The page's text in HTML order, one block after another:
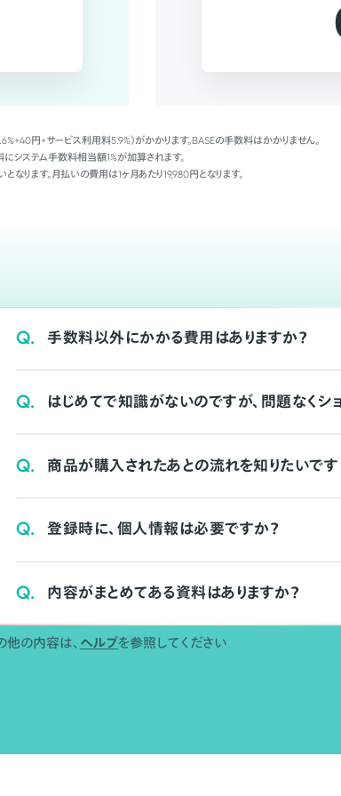
円+サービス利用料5.9%）がかかります。BASEの手数料はかかりません。
システム手数料相当額1%が加算されます。
なります。月払いの費用は1ヶ月あたり19,980円となります。
Q. 手数料以外にかかる費用はありますか？
Q. はじめてで知識がないのですが、問題なくシ
Q. 商品が購入されたあとの流れを知りたいです
Q. 登録時に、個人情報は必要ですか？
Q. 内容がまとめてある資料はありますか？
他の内容は、 ヘルプを参照してください